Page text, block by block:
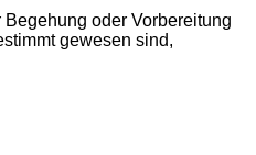
oder Vorbereitung
gewesen sind,